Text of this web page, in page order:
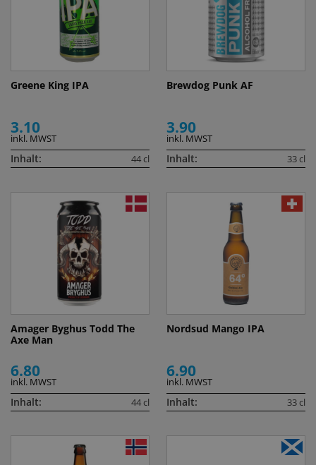
Greene King IPA
3.10
inkl. MWST
Inhalt: 44 cl
Brewdog Punk AF
3.90
inkl. MWST
Inhalt: 33 cl
Amager Byghus Todd The
Axe Man
6.80
inkl. MWST
Inhalt: 44 cl
Nordsud Mango IPA
6.90
inkl. MWST
Inhalt: 33 cl